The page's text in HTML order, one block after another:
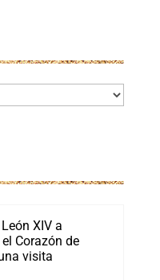
XIV a
Corazón de
visita